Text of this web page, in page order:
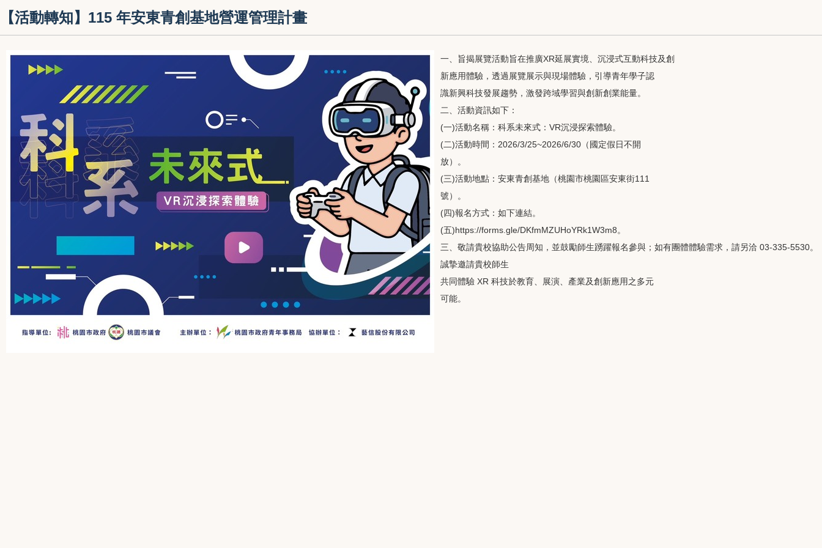
【活動轉知】115 年安東青創基地營運管理計畫
一、旨揭展覽活動旨在推廣XR延展實境、沉浸式互動科技及創
新應用體驗，透過展覽展示與現場體驗，引導青年學子認
識新興科技發展趨勢，激發跨域學習與創新創業能量。
二、活動資訊如下：
(一)活動名稱：科系未來式：VR沉浸探索體驗。
(二)活動時間：2026/3/25~2026/6/30（國定假日不開
放）。
(三)活動地點：安東青創基地（桃園市桃園區安東街111
號）。
(四)報名方式：如下連結。
(五)https://forms.gle/DKfmMZUHoYRk1W3m8。
三、敬請貴校協助公告周知，並鼓勵師生踴躍報名參與；如有團體體驗需求，請另洽 03-335-5530。
誠摯邀請貴校師生
共同體驗 XR 科技於教育、展演、產業及創新應用之多元
可能。